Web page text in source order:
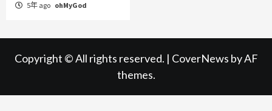
5年 ago ohMyGod
Copyright © All rights reserved. | CoverNews by AF
themes.